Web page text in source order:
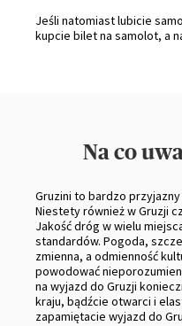
Jeśli natomiast lubicie
kupcie bilet na samolot, a
Na co
Gruzini to bardzo
Niestety również w Gruzji
Jakość dróg w wielu
standardów. Pogoda,
zmienna, a odmienność
powodować
na wyjazd do Gruzji
kraju, bądźcie otwarci i
zapamiętacie wyjazd do